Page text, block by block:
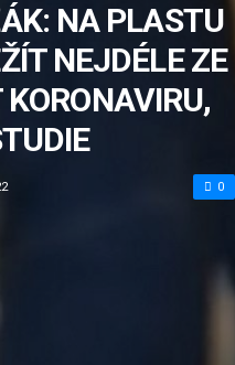
NA PLASTU
NEJDÉLE ZE
0